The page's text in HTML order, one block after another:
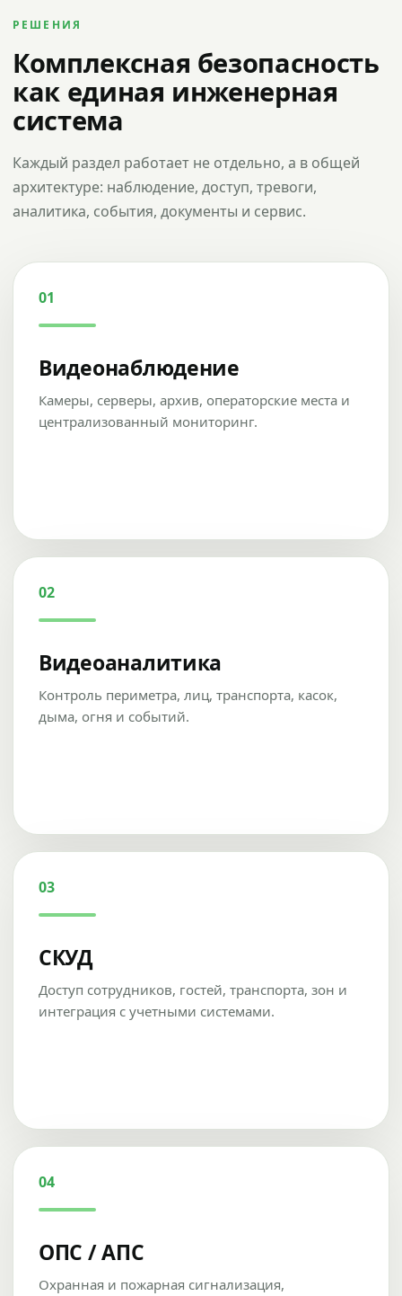
РЕШЕНИЯ
Комплексная безопасность
как единая инженерная
система
Каждый раздел работает не отдельно, а в общей
архитектуре: наблюдение, доступ, тревоги,
аналитика, события, документы и сервис.
01
Видеонаблюдение
Камеры, серверы, архив, операторские места и
централизованный мониторинг.
02
Видеоаналитика
Контроль периметра, лиц, транспорта, касок,
дыма, огня и событий.
03
СКУД
Доступ сотрудников, гостей, транспорта, зон и
интеграция с учетными системами.
04
ОПС / АПС
Охранная и пожарная сигнализация,